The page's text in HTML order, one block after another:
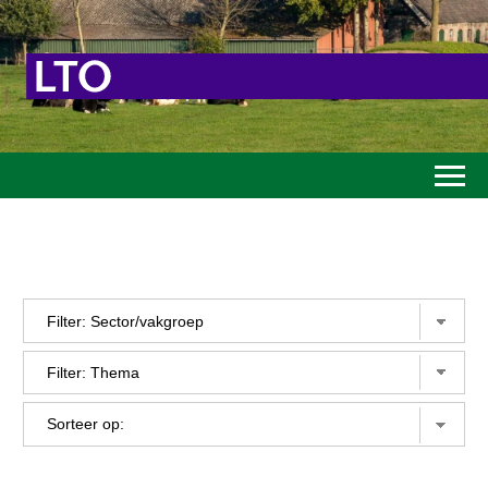
Goed eten
Mooi groen
Sterk ondernemerschap
Transitiepaden